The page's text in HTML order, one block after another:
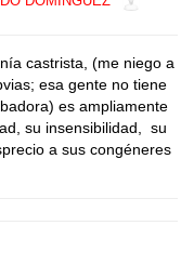
castrista, (me niego a
esa gente no tiene
es ampliamente
su insensibilidad, su
a sus congéneres